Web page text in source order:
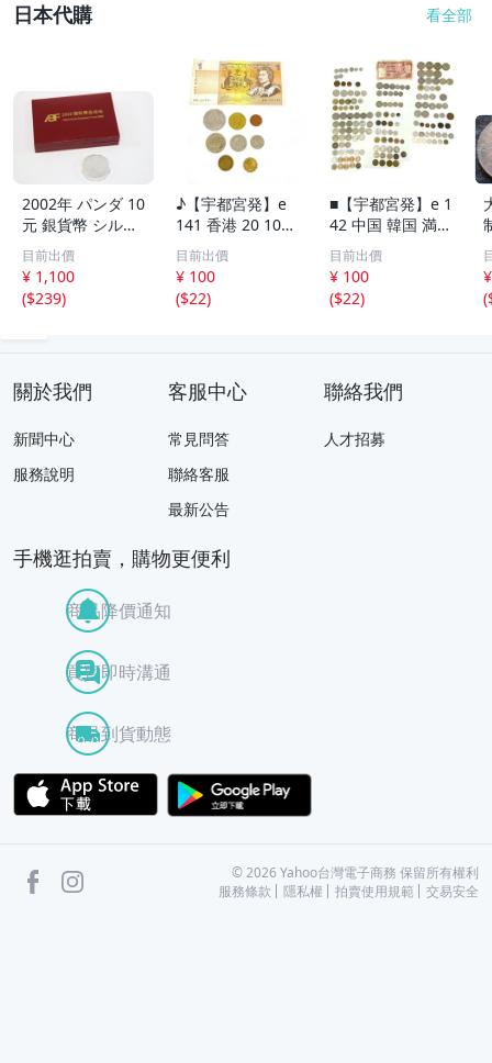
日本代購 看全部
2002年 パンダ 10
元 銀貨幣 シルバ
ー 中国人民銀行
中華人民共和国
プルーフ 古銭 硬
貨 コイン 銀貨 ケ
目前出價
¥ 1,100
($239)
♪【宇都宮発】e
141 香港 20 10セ
ント 硬貨 / シン
ガポール 50 20 1
0セント / オース
トラリア 旧1ドル
目前出價
¥ 100
($22)
■【宇都宮発】e 1
42 中国 韓国 満州
オランダ タイ ド
イツ フランス フ
ィリピン イギリ
ス スイス インド
目前出價
¥ 100
($22)
(
關於我們
新聞中心
服務說明
客服中心
常見問答
聯絡客服
最新公告
聯絡我們
人才招募
手機逛拍賣，購物更便利
商品降價通知
買賣即時溝通
商品到貨動態
APP Store
facebook ©2026 Yahoo台灣電子商務 保留所有權利
服務條款
隱私權 拍賣使用規範 交易安全